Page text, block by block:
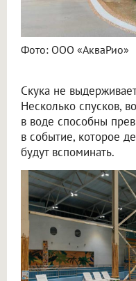
Фото: ООО «АкваРио»
Скука не
Несколько спусков,
в воде способны
в событие, которое
будут вспоминать.